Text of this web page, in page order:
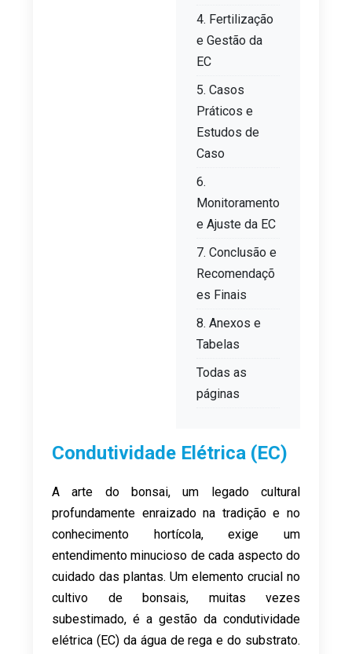
4. Fertilização
e Gestão da
EC
5. Casos
Práticos e
Estudos de
Caso
6.
Monitoramento
e Ajuste da EC
7. Conclusão e
Recomendaçõ
es Finais
8. Anexos e
Tabelas
Todas as
páginas
Condutividade Elétrica (EC)
A arte do bonsai, um legado cultural
profundamente enraizado na tradição e no
conhecimento hortícola, exige um
entendimento minucioso de cada aspecto do
cuidado das plantas. Um elemento crucial no
cultivo de bonsais, muitas vezes
subestimado, é a gestão da condutividade
elétrica (EC) da água de rega e do substrato.